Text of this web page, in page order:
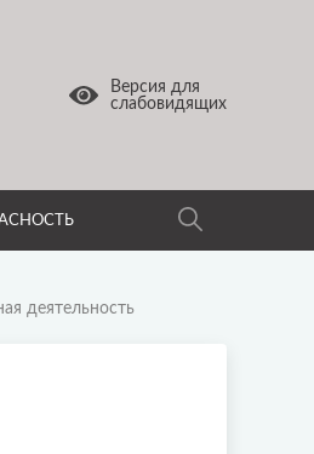
Версия для
слабовидящих
деятельность